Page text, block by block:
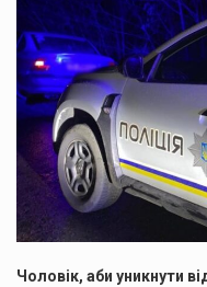
Чоловік, аби уникнути